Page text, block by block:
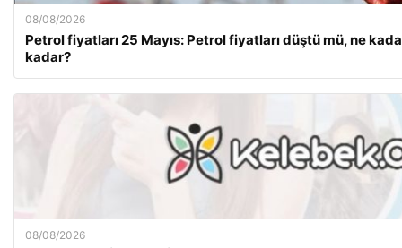
08/08/2026
Petrol fiyatları 25 Mayıs: Petrol fiyatları düştü mü, ne
kadar?
08/08/2026